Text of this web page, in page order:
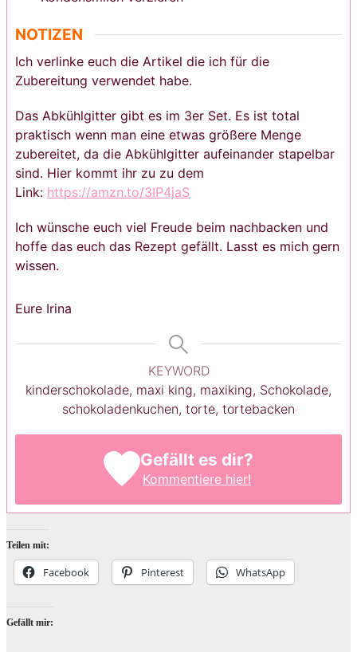
NOTIZEN
Ich verlinke euch die Artikel die ich für die
Zubereitung verwendet habe.
Das Abkühlgitter gibt es im 3er Set. Es ist total
praktisch wenn man eine etwas größere Menge
zubereitet, da die Abkühlgitter aufeinander stapelbar
sind. Hier kommt ihr zu zu dem
Link: https://amzn.to/3IP4jaS
Ich wünsche euch viel Freude beim nachbacken und
hoffe das euch das Rezept gefällt. Lasst es mich gern
wissen.
Eure Irina
KEYWORD
kinderschokolade, maxi king, maxiking, Schokolade,
schokoladenkuchen, torte, tortebacken
Gefällt es dir?
Kommentiere hier!
Teilen mit:
Facebook Pinterest WhatsApp
Gefällt mir: